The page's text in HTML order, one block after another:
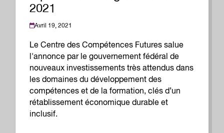
2021
Avril 19, 2021
Le Centre des Compétences Futures salue
l'annonce par le gouvernement fédéral de
nouveaux investissements très attendus dans
les domaines du développement des
compétences et de la formation, clés d’un
rétablissement économique durable et
inclusif.